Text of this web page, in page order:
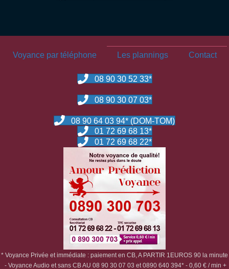
Voyance par téléphone Les plannings Contact
08 90 30 52 33*
08 90 30 07 03*
08 90 64 03 94* (DOM-TOM)
01 72 69 68 13*
01 72 69 68 22*
* Voyance Privée et immédiate : paiement en CB, A PARTIR 1EUROS 90 la minute
- Voyance Audio et sans CB AU 08 90 30 07 03 et 0890 640 394* - 0,60 € / min +